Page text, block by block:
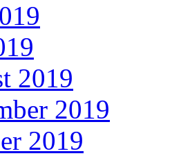
2019
2019
2019